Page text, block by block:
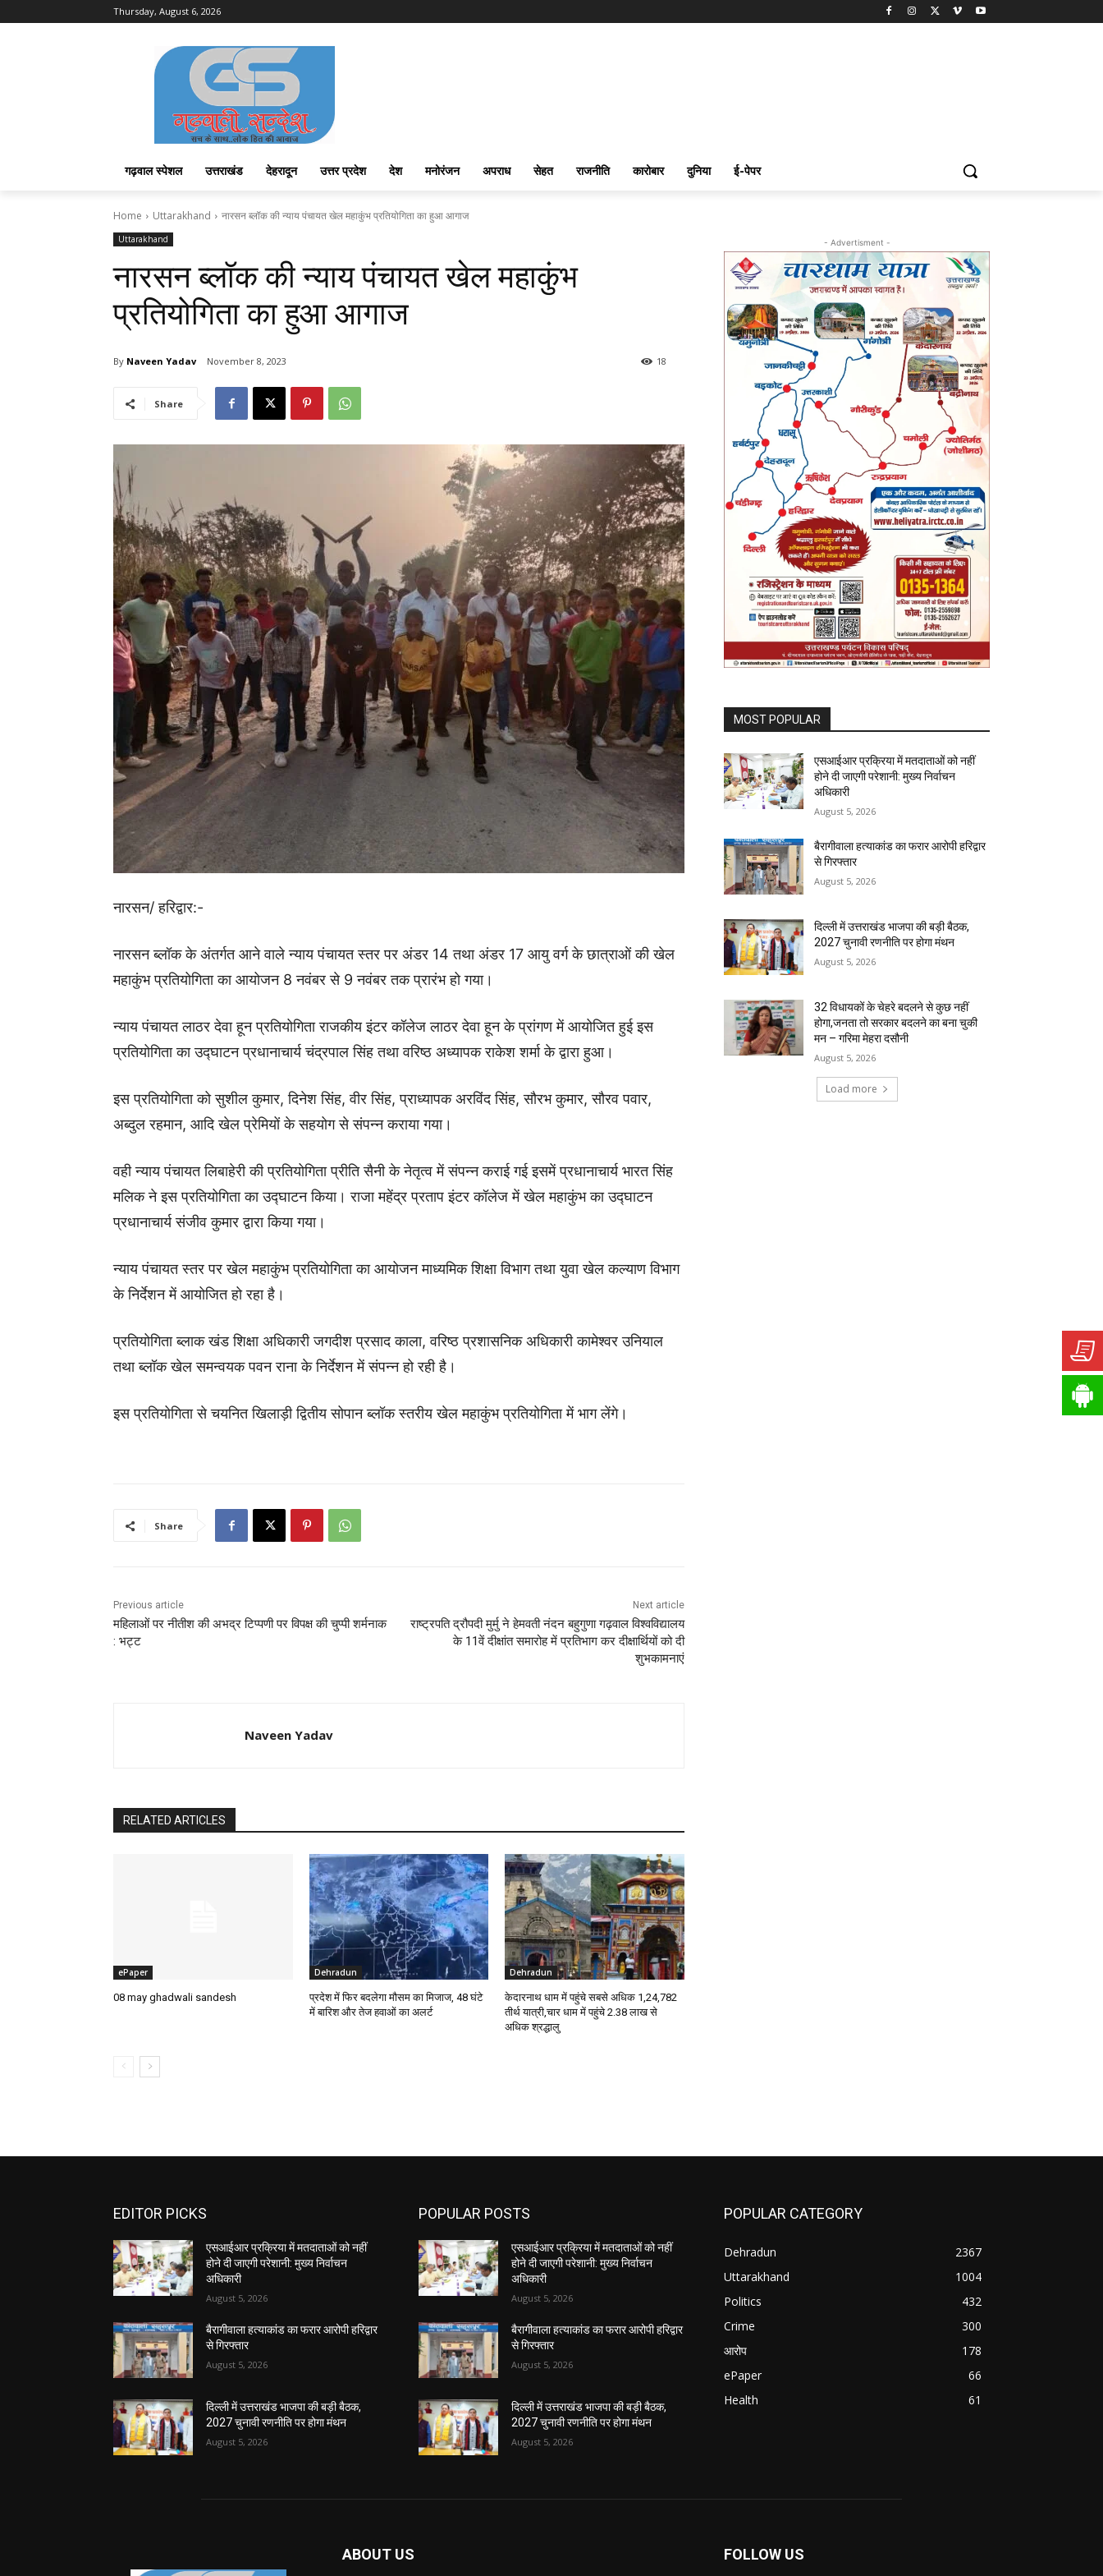
Thursday, August 6, 2026
गढ़वाल स्पेशल उत्तराखंड देहरादून उत्तर प्रदेश देश मनोरंजन अपराध सेहत राजनीति कारोबार दुनिया ई-पेपर
Home Uttarakhand नारसन ब्लॉक की न्याय पंचायत खेल महाकुंभ प्रतियोगिता का हुआ आगाज
Uttarakhand
नारसन ब्लॉक की न्याय पंचायत खेल महाकुंभ
प्रतियोगिता का हुआ आगाज
By Naveen Yadav November 8, 2023 18
Share
नारसन/ हरिद्वार:-
नारसन ब्लॉक के अंतर्गत आने वाले न्याय पंचायत स्तर पर अंडर 14 तथा अंडर 17 आयु वर्ग के छात्राओं की खेल
महाकुंभ प्रतियोगिता का आयोजन 8 नवंबर से 9 नवंबर तक प्रारंभ हो गया।
न्याय पंचायत लाठर देवा हून प्रतियोगिता राजकीय इंटर कॉलेज लाठर देवा हून के प्रांगण में आयोजित हुई इस
प्रतियोगिता का उद्घाटन प्रधानाचार्य चंद्रपाल सिंह तथा वरिष्ठ अध्यापक राकेश शर्मा के द्वारा हुआ।
इस प्रतियोगिता को सुशील कुमार, दिनेश सिंह, वीर सिंह, प्राध्यापक अरविंद सिंह, सौरभ कुमार, सौरव पवार,
अब्दुल रहमान, आदि खेल प्रेमियों के सहयोग से संपन्न कराया गया।
वही न्याय पंचायत लिबाहेरी की प्रतियोगिता प्रीति सैनी के नेतृत्व में संपन्न कराई गई इसमें प्रधानाचार्य भारत सिंह
मलिक ने इस प्रतियोगिता का उद्घाटन किया। राजा महेंद्र प्रताप इंटर कॉलेज में खेल महाकुंभ का उद्घाटन
प्रधानाचार्य संजीव कुमार द्वारा किया गया।
न्याय पंचायत स्तर पर खेल महाकुंभ प्रतियोगिता का आयोजन माध्यमिक शिक्षा विभाग तथा युवा खेल कल्याण विभाग
के निर्देशन में आयोजित हो रहा है।
प्रतियोगिता ब्लाक खंड शिक्षा अधिकारी जगदीश प्रसाद काला, वरिष्ठ प्रशासनिक अधिकारी कामेश्वर उनियाल
तथा ब्लॉक खेल समन्वयक पवन राना के निर्देशन में संपन्न हो रही है।
इस प्रतियोगिता से चयनित खिलाड़ी द्वितीय सोपान ब्लॉक स्तरीय खेल महाकुंभ प्रतियोगिता में भाग लेंगे।
Share
Previous article
महिलाओं पर नीतीश की अभद्र टिप्पणी पर विपक्ष की चुप्पी शर्मनाक
: भट्ट
Next article
राष्ट्रपति द्रौपदी मुर्मु ने हेमवती नंदन बहुगुणा गढ़वाल विश्वविद्यालय
के 11वें दीक्षांत समारोह में प्रतिभाग कर दीक्षार्थियों को दी
शुभकामनाएं
Naveen Yadav
RELATED ARTICLES
ePaper
08 may ghadwali sandesh
Dehradun
प्रदेश में फिर बदलेगा मौसम का मिजाज, 48 घंटे
में बारिश और तेज हवाओं का अलर्ट
Dehradun
केदारनाथ धाम में पहुंचे सबसे अधिक 1,24,782
तीर्थ यात्री,चार धाम में पहुंचे 2.38 लाख से
अधिक श्रद्धालु
- Advertisment -
MOST POPULAR
एसआईआर प्रक्रिया में मतदाताओं को नहीं
होने दी जाएगी परेशानी: मुख्य निर्वाचन
अधिकारी
August 5, 2026
बैरागीवाला हत्याकांड का फरार आरोपी हरिद्वार
से गिरफ्तार
August 5, 2026
दिल्ली में उत्तराखंड भाजपा की बड़ी बैठक,
2027 चुनावी रणनीति पर होगा मंथन
August 5, 2026
32 विधायकों के चेहरे बदलने से कुछ नहीं
होगा,जनता तो सरकार बदलने का बना चुकी
मन – गरिमा मेहरा दसौनी
August 5, 2026
Load more
EDITOR PICKS
एसआईआर प्रक्रिया में मतदाताओं को नहीं
होने दी जाएगी परेशानी: मुख्य निर्वाचन
अधिकारी
August 5, 2026
बैरागीवाला हत्याकांड का फरार आरोपी हरिद्वार
से गिरफ्तार
August 5, 2026
दिल्ली में उत्तराखंड भाजपा की बड़ी बैठक,
2027 चुनावी रणनीति पर होगा मंथन
August 5, 2026
POPULAR POSTS
एसआईआर प्रक्रिया में मतदाताओं को नहीं
होने दी जाएगी परेशानी: मुख्य निर्वाचन
अधिकारी
August 5, 2026
बैरागीवाला हत्याकांड का फरार आरोपी हरिद्वार
से गिरफ्तार
August 5, 2026
दिल्ली में उत्तराखंड भाजपा की बड़ी बैठक,
2027 चुनावी रणनीति पर होगा मंथन
August 5, 2026
POPULAR CATEGORY
Dehradun
2367
Uttarakhand
1004
Politics
432
Crime
300
आरोप
178
ePaper
66
Health
61
ABOUT US FOLLOW US